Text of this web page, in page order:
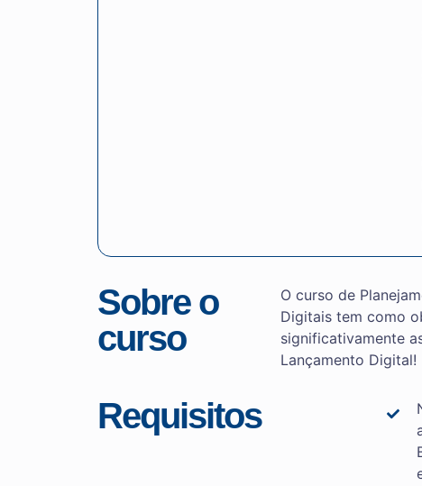
Sobre o
curso
O curso de
Digitais tem como
significativamente
Lançamento Digital!
Requisitos